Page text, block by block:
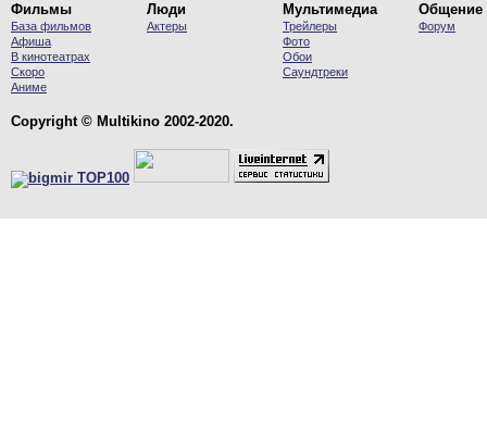
Фильмы
База фильмов
Афиша
В кинотеатрах
Скоро
Аниме
Люди
Актеры
Мультимедиа
Трейлеры
Фото
Обои
Саундтреки
Общение
Форум
Copyright © Multikino 2002-2020.